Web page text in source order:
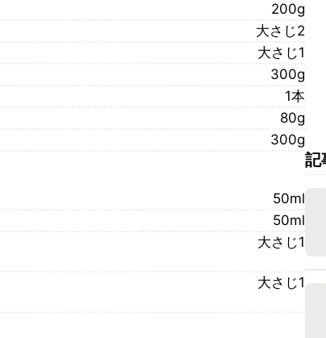
200g
大さじ2
大さじ1
300g
1本
80g
300g
50ml
50ml
大さじ1
大さじ1
記